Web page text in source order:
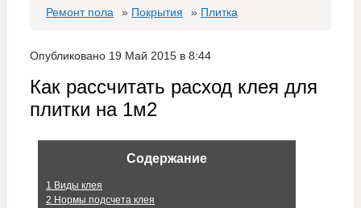
Ремонт пола » Покрытия » Плитка
Опубликовано 19 Май 2015 в 8:44
Как рассчитать расход клея для
плитки на 1м2
Содержание
1 Виды клея
2 Нормы подсчета клея